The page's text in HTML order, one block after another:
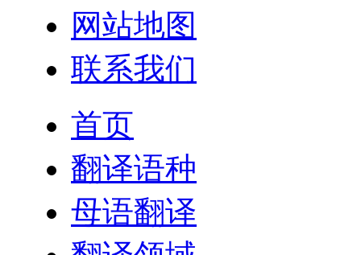
网站地图
联系我们
首页
翻译语种
母语翻译